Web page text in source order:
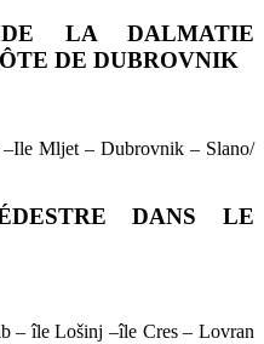
DE LA DALMATIE
DE DUBROVNIK
Mljet – Dubrovnik – Slano/
DANS LE
– île Lošinj –île Cres – Lovran